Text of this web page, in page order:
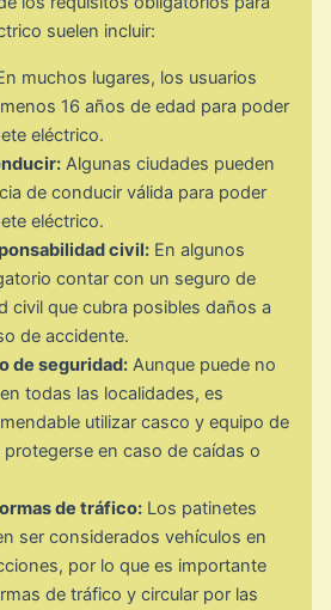
suelen incluir:
muchos lugares, los usuarios
16 años de edad para poder
eléctrico.
Algunas ciudades pueden
de conducir válida para poder
eléctrico.
civil: En algunos
contar con un seguro de
civil que cubra posibles daños a
de accidente.
de seguridad: Aunque puede no
todas las localidades, es
utilizar casco y equipo de
protegerse en caso de caídas o
de tráfico: Los patinetes
ser considerados vehículos en
por lo que es importante
de tráfico y circular por las